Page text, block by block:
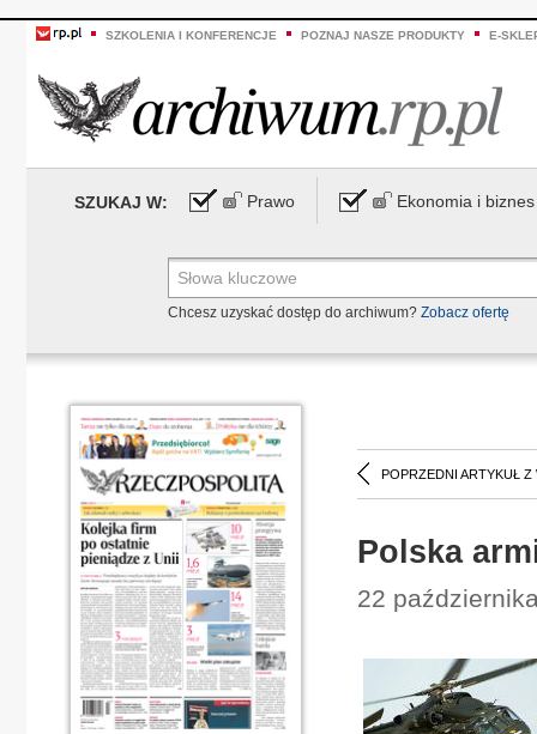
SZKOLENIA I KONFERENCJE POZNAJ NASZE PRODUKTY E-
SZUKAJ W: Prawo Ekonomia i biznes
Chcesz uzyskać dostęp do archiwum? Zobacz ofertę
POPRZEDNI ARTYKUŁ Z
Polska
22